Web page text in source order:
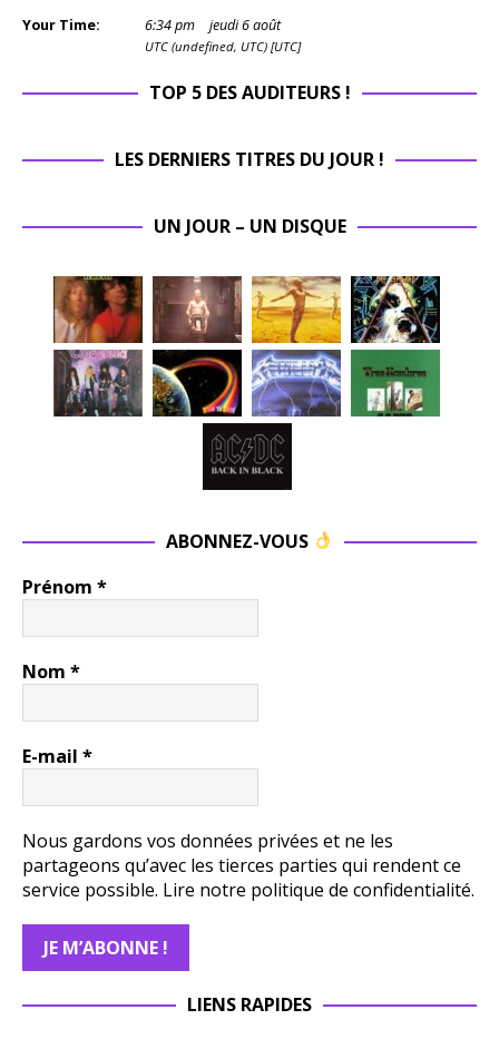
Your Time: 6:34pm jeudi 6 août
UTC (undefined, UTC) [UTC]
TOP 5 DES AUDITEURS !
LES DERNIERS TITRES DU JOUR !
UN JOUR – UN DISQUE
ABONNEZ-VOUS
Prénom *
Nom *
E-mail *
Nous gardons vos données privées et ne les
partageons qu’avec les tierces parties qui rendent ce
service possible. Lire notre politique de confidentialité.
LIENS RAPIDES